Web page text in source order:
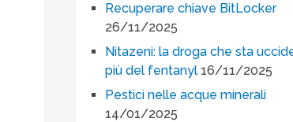
Recuperare chiave BitLocker
26/11/2025
Nitazeni: la droga che sta
più del fentanyl 16/11/2025
Pestici nelle acque minerali
14/01/2025